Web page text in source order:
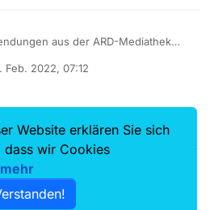
aus der ARD-Mediathek
mal eine fehlt, bitte im Forum
Feb. 2022, 07:12
Website erklären Sie sich
dass wir Cookies